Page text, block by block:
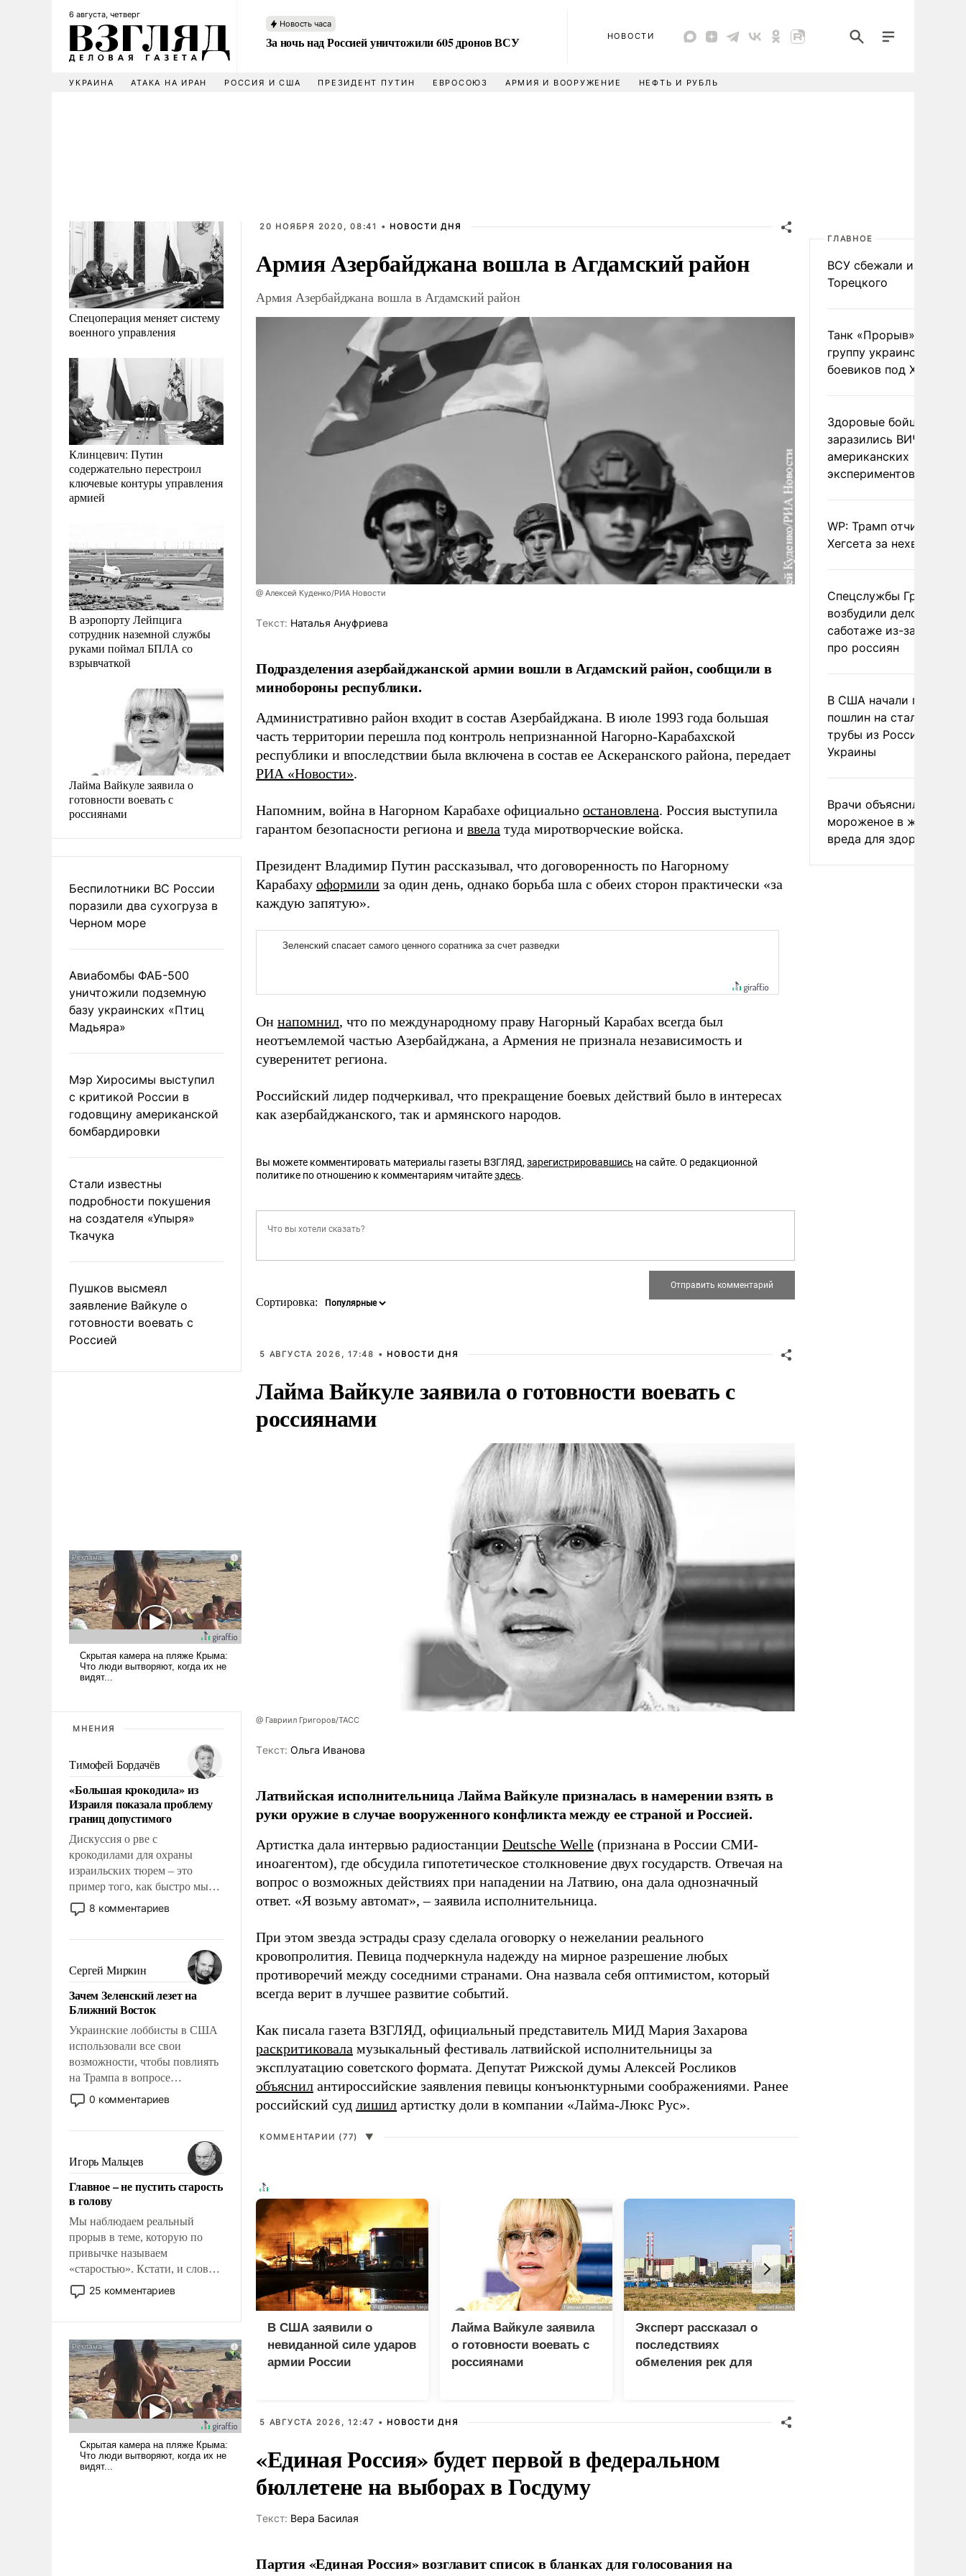
6 августа, четверг
Новость часа
За ночь над Россией уничтожили 605 дронов ВСУ НОВОСТИ
УКРАИНА АТАКА НА ИРАН РОССИЯ И США ПРЕЗИДЕНТ ПУТИН ЕВРОСОЮЗ АРМИЯ И ВООРУЖЕНИЕ НЕФТЬ И РУБЛЬ
Спецоперация меняет систему
военного управления
Клинцевич: Путин
содержательно перестроил
ключевые контуры управления
армией
В аэропорту Лейпцига
сотрудник наземной службы
руками поймал БПЛА со
взрывчаткой
Лайма Вайкуле заявила о
готовности воевать с
россиянами
Беспилотники ВС России
поразили два сухогруза в
Черном море
Авиабомбы ФАБ-500
уничтожили подземную
базу украинских «Птиц
Мадьяра»
Мэр Хиросимы выступил
с критикой России в
годовщину американской
бомбардировки
Стали известны
подробности покушения
на создателя «Упыря»
Ткачука
Пушков высмеял
заявление Вайкуле о
готовности воевать с
Россией
МНЕНИЯ
Тимофей Бордачёв
«Большая крокодила» из
Израиля показала проблему
границ допустимого
Дискуссия о рве с
крокодилами для охраны
израильских тюрем – это
пример того, как быстро мы
двигаемся по пути
революционных изменений.
псевдонаучной фантастики,
стало всерьез обсуждаемой
идеей.
8 комментариев
Сергей Миркин
Зачем Зеленский лезет на
Ближний Восток
Украинские лоббисты в США
использовали все свои
возможности, чтобы повлиять
на Трампа в вопросе
предоставления вооружений
своим нанимателям. Вероятно,
консультирует Киев, пришла в
голову мысль: хорошо бы
продемонстрировать, что
Украина вступила в
вооруженное противостояние
с Ираном.
0 комментариев
Игорь Мальцев
Главное – не пустить старость
в голову
Мы наблюдаем реальный
прорыв в теме, которую по
привычке называем
«старостью». Кстати, и слово-
то это уже стараются не
использовать – так же, как
что оно уже несет негативные
коннотации.
25 комментариев
20 НОЯБРЯ 2020, 08:41 • НОВОСТИ ДНЯ
Армия Азербайджана вошла в Агдамский район
Армия Азербайджана вошла в Агдамский район
@ Алексей Куденко/РИА Новости
Tекст: Наталья Ануфриева
Подразделения азербайджанской армии вошли в Агдамский район, сообщили в
минобороны республики.
Административно район входит в состав Азербайджана. В июле 1993 года большая
часть территории перешла под контроль непризнанной Нагорно-Карабахской
республики и впоследствии была включена в состав ее Аскеранского района, передает
РИА «Новости».
Напомним, война в Нагорном Карабахе официально остановлена. Россия выступила
гарантом безопасности региона и ввела туда миротворческие войска.
Президент Владимир Путин рассказывал, что договоренность по Нагорному
Карабаху оформили за один день, однако борьба шла с обеих сторон практически «за
каждую запятую».
Он напомнил, что по международному праву Нагорный Карабах всегда был
неотъемлемой частью Азербайджана, а Армения не признала независимость и
суверенитет региона.
Российский лидер подчеркивал, что прекращение боевых действий было в интересах
как азербайджанского, так и армянского народов.
Вы можете комментировать материалы газеты ВЗГЛЯД,зарегистрировавшись на сайте. О редакционной
политике по отношению к комментариям читайтездесь.
Сортировка:
5 АВГУСТА 2026, 17:48 • НОВОСТИ ДНЯ
Лайма Вайкуле заявила о готовности воевать с
россиянами
@ Гавриил Григоров/ТАСС
Tекст: Ольга Иванова
Латвийская исполнительница Лайма Вайкуле призналась в намерении взять в
руки оружие в случае вооруженного конфликта между ее страной и Россией.
Артистка дала интервью радиостанции Deutsche Welle (признана в России СМИ-
иноагентом), где обсудила гипотетическое столкновение двух государств. Отвечая на
вопрос о возможных действиях при нападении на Латвию, она дала однозначный
ответ. «Я возьму автомат», – заявила исполнительница.
При этом звезда эстрады сразу сделала оговорку о нежелании реального
кровопролития. Певица подчеркнула надежду на мирное разрешение любых
противоречий между соседними странами. Она назвала себя оптимистом, который
всегда верит в лучшее развитие событий.
Как писала газета ВЗГЛЯД, официальный представитель МИД Мария Захарова
раскритиковала музыкальный фестиваль латвийской исполнительницы за
эксплуатацию советского формата. Депутат Рижской думы Алексей Росликов
объяснил антироссийские заявления певицы конъюнктурными соображениями. Ранее
российский суд лишил артистку доли в компании «Лайма-Люкс Рус».
КОММЕНТАРИИ (77) ▼
В США заявили о
невиданной силе ударов
армии России
Лайма Вайкуле заявила
о готовности воевать с
россиянами
Эксперт рассказал о
последствиях
обмеления рек для
5 АВГУСТА 2026, 12:47 • НОВОСТИ ДНЯ
«Единая Россия» будет первой в федеральном
бюллетене на выборах в Госдуму
Tекст: Вера Басилая
Партия «Единая Россия» возглавит список в бланках для голосования на
ГЛАВНОЕ
ВСУ сбежали из
Торецкого
Танк «Прорыв»
группу украинских
боевиков под
Здоровые бойцы ВСУ
заразились ВИЧ после
американских
экспериментов
WP: Трамп отчитал
Хегсета за нехватку
Спецслужбы Грузии
возбудили дело о
саботаже из-за фейков
про россиян
В США начали
пошлин на стальные
трубы из России и с
Украины
Врачи объяснили, как
мороженое в жару без
вреда для здоровья